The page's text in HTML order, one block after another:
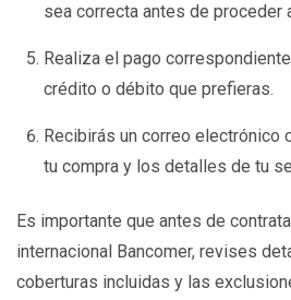
sea correcta antes de proceder
Realiza el pago
crédito o débito que prefieras.
Recibirás un correo electrónico
tu compra y los detalles de tu
Es importante que antes de
internacional Bancomer, revises
coberturas incluidas y las